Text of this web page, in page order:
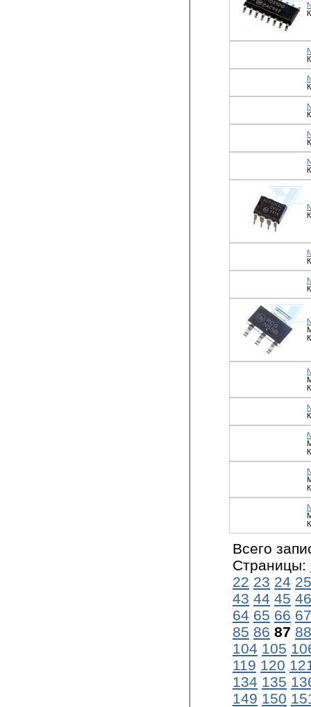
Всего
Страницы:
22 23 24 25
43 44 45 46
64 65 66 67
85 86 87 88
104 105
119 120
134 135
149 150